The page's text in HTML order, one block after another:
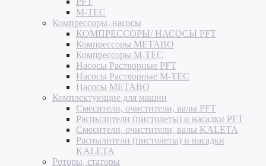
M-TEC
Компрессоры, насосы
КОМПРЕССОРЫ/ НАСОСЫ PFT
Компрессоры METABO
Компрессоры M-TEC
Насосы Растворные PFT
Насосы Растворные M-TEC
Насосы METABO
Комплектующие для машин
Смесители, очистители, валы PFT
Распылители (пистолеты) и насадки PFT
Смесители, очистители, валы KALETA
Распылители (пистолеты) и насадки
KALETA
Роторы, статоры